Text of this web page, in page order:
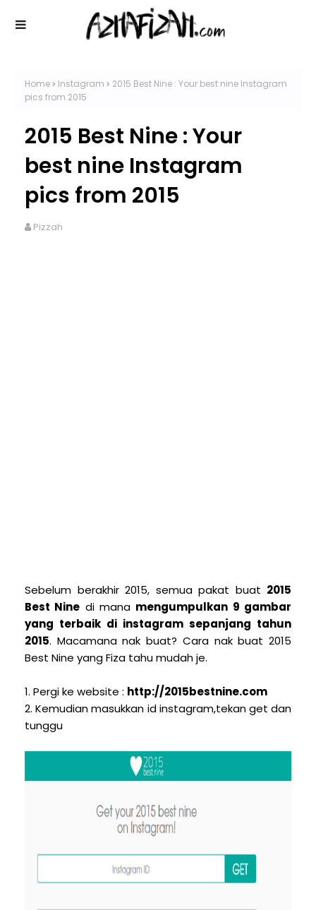
Home Instagram
2015 Best Nine : Your best nine Instagram
pics from 2015
2015 Best Nine : Your
best nine Instagram
pics from 2015
Pizzah
Sebelum berakhir 2015, semua pakat buat 2015
Best Nine di mana mengumpulkan 9 gambar
yang terbaik di instagram sepanjang tahun
2015. Macamana nak buat? Cara nak buat 2015
Best Nine yang Fiza tahu mudah je.
1. Pergi ke website : http://2015bestnine.com
2. Kemudian masukkan id instagram,tekan get dan
tunggu